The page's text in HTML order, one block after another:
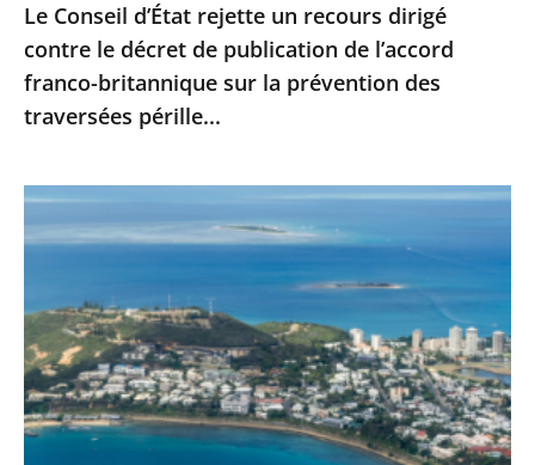
de
l’accord
franco-
britannique
la
prévention
des
pérille...
Le Conseil d’État rejette un recours dirigé
contre le décret de publication de l’accord
franco-britannique sur la prévention des
traversées pérille...
Nouvelle-
Calédonie
juge
administratif
n’est
pas